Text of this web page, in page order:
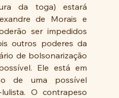
da toga) estará
de Morais e
ser impedidos
outros poderes da
de bolsonarização
Ele está em
de uma possível
O contrapeso